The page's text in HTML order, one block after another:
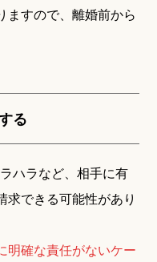
ますので、離婚前から
る
ハラなど、相手に有
求できる可能性があり
明確な責任がないケー